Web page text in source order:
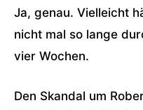
Ja, genau. Vielleicht
nicht mal so lange
vier Wochen.
Den Skandal um